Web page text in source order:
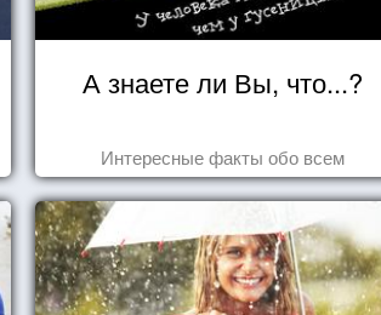
А знаете ли Вы, что...?
Интересные факты обо всем